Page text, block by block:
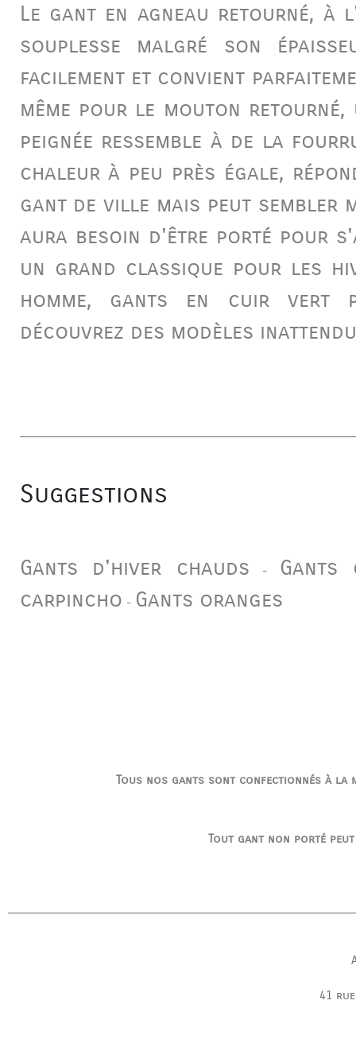
Le ganten agneau retourné, à
souplesse malgré son
facilement et convient
même pour le mouton
peignée ressemble à de la
chaleur à peu près égale,
gant de ville mais peut sembler
aura besoin d'être porté pour
un grand classique pour les
homme, gants en cuir vert
découvrez des modèles
Suggestions
Gants d'hiver chauds -
Gants
carpincho - Gants oranges
Tous nos gants sont confectionnés à
Tout gant non porté
41